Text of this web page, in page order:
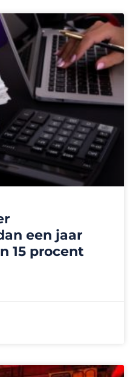
een jaar
15 procent